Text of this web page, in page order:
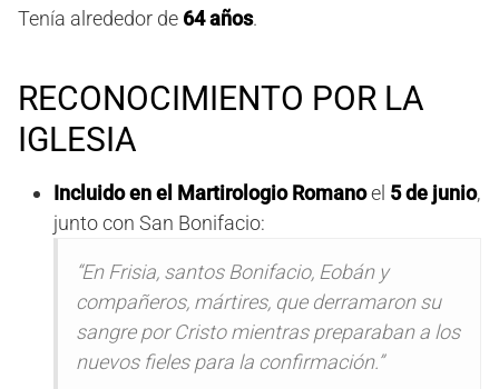
Tenía alrededor de 64 años.
RECONOCIMIENTO POR LA
IGLESIA
Incluido en el Martirologio Romanoel 5 de junio,
junto con San Bonifacio:
“En Frisia, santos Bonifacio, Eobán y
compañeros, mártires, que derramaron su
sangre por Cristo mientras preparaban a los
nuevos fieles para la confirmación.”